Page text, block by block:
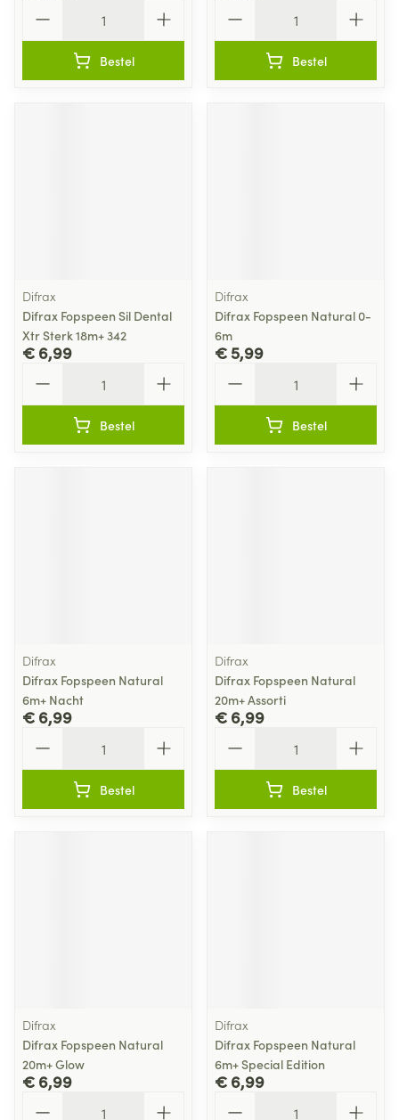
Bestel Bestel
Difrax
Difrax Fopspeen Sil Dental
Xtr Sterk 18m+ 342
€ 6,99
Bestel
Difrax
Difrax Fopspeen Natural 0-
6m
€ 5,99
Bestel
Difrax
Difrax Fopspeen Natural
6m+ Nacht
€ 6,99
Bestel
Difrax
Difrax Fopspeen Natural
20m+ Assorti
€ 6,99
Bestel
Difrax
Difrax Fopspeen Natural
20m+ Glow
€ 6,99
Difrax
Difrax Fopspeen Natural
6m+ Special Edition
€ 6,99